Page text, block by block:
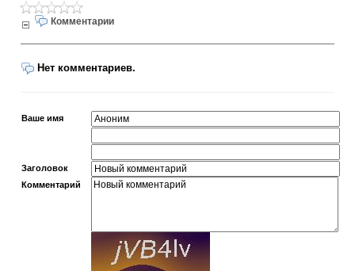
Комментарии
Нет комментариев.
Ваше имя
Заголовок
Комментарий